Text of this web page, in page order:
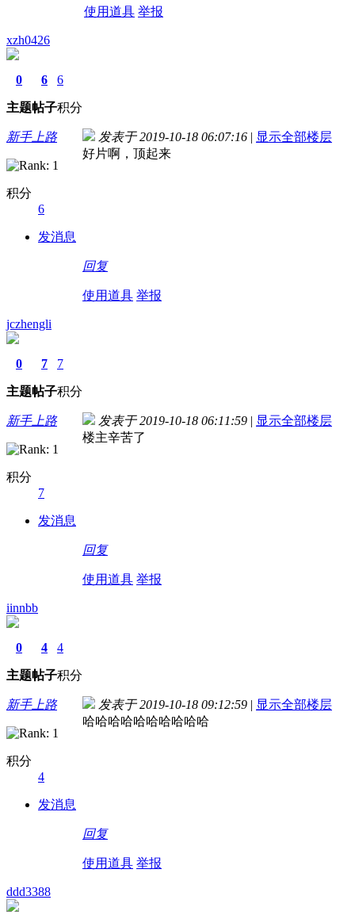
使用道具 举报
xzh0426
0
主题
6
帖子
6
积分
新手上路
积分
6
发消息
发表于 2019-10-18 06:07:16 | 显示全部楼层
好片啊，顶起来
回复
使用道具 举报
jczhengli
0
主题
7
帖子
7
积分
新手上路
积分
7
发消息
发表于 2019-10-18 06:11:59 | 显示全部楼层
楼主辛苦了
回复
使用道具 举报
iinnbb
0
主题
4
帖子
4
积分
新手上路
积分
4
发消息
发表于 2019-10-18 09:12:59 | 显示全部楼层
哈哈哈哈哈哈哈哈哈哈
回复
使用道具 举报
ddd3388